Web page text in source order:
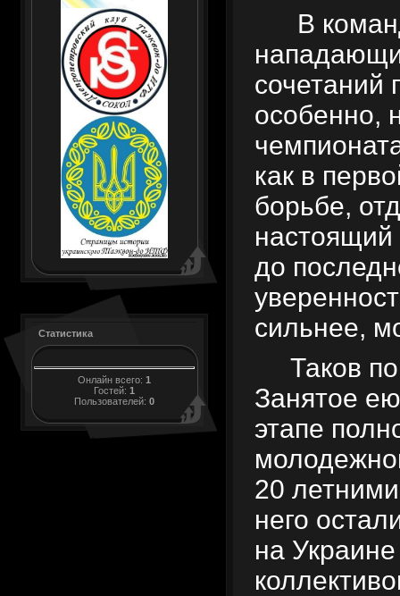
Статистика
Онлайн всего: 1
Гостей: 1
Пользователей: 0
В
сочетаний
особенно,
как в
борьбе,
настоящий
до
сильнее,
Таков
Занятое
этапе
20
него
на